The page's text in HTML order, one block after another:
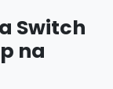
Switch
na